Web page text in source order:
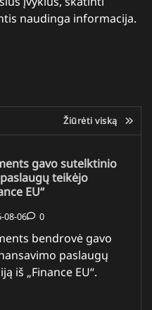
naudinga informacija.
Žiūrėti viską
gavo sutelktinio
teikėjo
EU“
08-06 0
bendrovė gavo
paslaugų
iš „Finance EU“.